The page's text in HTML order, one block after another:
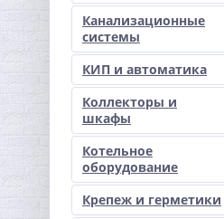
Канализационные
системы
КИП и автоматика
Коллекторы и
шкафы
Котельное
оборудование
Крепеж и герметики